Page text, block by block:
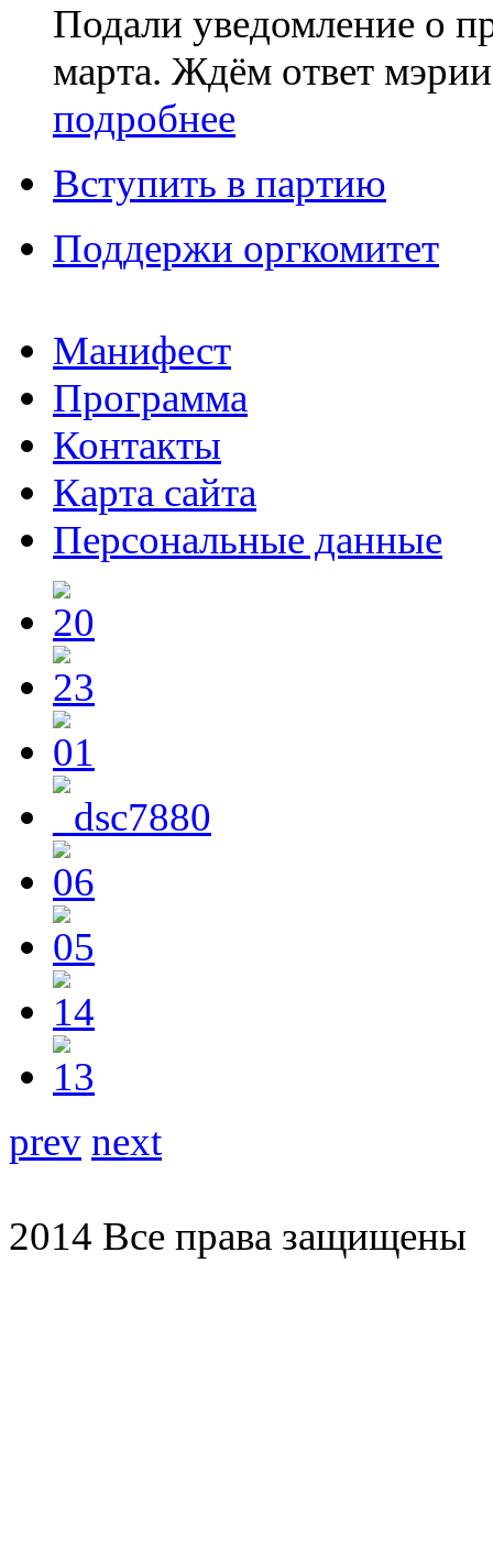
Подали уведомление о
марта. Ждём ответ
подробнее
Вступить в партию
Поддержи оргкомитет
Манифест
Программа
Контакты
Карта сайта
Персональные данные
prev next
2014 Все права защищены